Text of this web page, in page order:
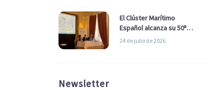
Ayuntamiento
El Clúster Marítimo
Español alcanza su 50ª
Asamblea reafirmando su
24 de julio de 2026
Newsletter